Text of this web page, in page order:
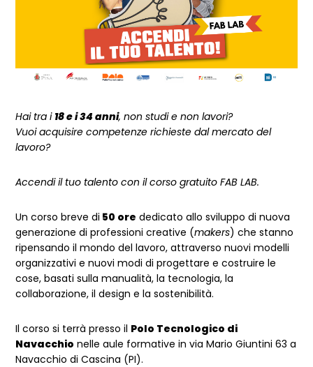
Hai tra i 18 e i 34 anni, non studi e non lavori?
Vuoi acquisire competenze richieste dal mercato del
lavoro?
Accendi il tuo talento con il corso gratuito FAB LAB.
Un corso breve di 50 ore dedicato allo sviluppo di nuova
generazione di professioni creative (makers) che stanno
ripensando il mondo del lavoro, attraverso nuovi modelli
organizzativi e nuovi modi di progettare e costruire le
cose, basati sulla manualità, la tecnologia, la
collaborazione, il design e la sostenibilità.
Il corso si terrà presso il Polo Tecnologico di
Navacchio nelle aule formative in via Mario Giuntini 63 a
Navacchio di Cascina (PI).